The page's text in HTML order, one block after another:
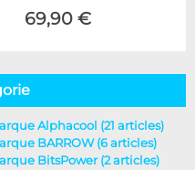
69,90 €
Alphacool (21 articles)
BARROW (6 articles)
BitsPower (2 articles)